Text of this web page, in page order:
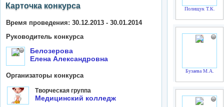
Карточка конкурса
Время проведения: 30.12.2013 - 30.01.2014
Руководитель конкурса
Белозерова
Елена Александровна
Организаторы конкурса
Творческая группа
Медицинский колледж
Полищук Т.К.
Бузаева М.А.